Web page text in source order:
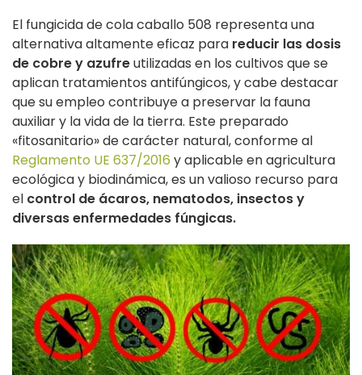
El fungicida de cola caballo 508 representa una
alternativa altamente eficaz para reducir las dosis
de cobre y azufreutilizadas en los cultivos que se
aplican tratamientos antifúngicos, y cabe destacar
que su empleo contribuye a preservar la fauna
auxiliar y la vida de la tierra. Este preparado
«fitosanitario» de carácter natural, conforme al
Reglamento UE 637/2016 y aplicable en agricultura
ecológica y biodinámica, es un valioso recurso para
el control de ácaros, nematodos, insectos y
diversas enfermedades fúngicas.